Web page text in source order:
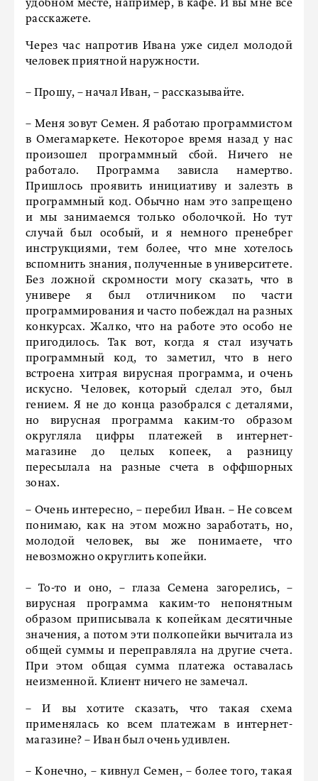
удобном месте, например, в кафе. И вы мне все
расскажете.
Через час напротив Ивана уже сидел молодой
человек приятной наружности.
– Прошу, – начал Иван, – рассказывайте.
– Меня зовут Семен. Я работаю программистом
в Омегамаркете. Некоторое время назад у нас
произошел программный сбой. Ничего не
работало. Программа зависла намертво.
Пришлось проявить инициативу и залезть в
программный код. Обычно нам это запрещено
и мы занимаемся только оболочкой. Но тут
случай был особый, и я немного пренебрег
инструкциями, тем более, что мне хотелось
вспомнить знания, полученные в университете.
Без ложной скромности могу сказать, что в
универе я был отличником по части
программирования и часто побеждал на разных
конкурсах. Жалко, что на работе это особо не
пригодилось. Так вот, когда я стал изучать
программный код, то заметил, что в него
встроена хитрая вирусная программа, и очень
искусно. Человек, который сделал это, был
гением. Я не до конца разобрался с деталями,
но вирусная программа каким-то образом
округляла цифры платежей в интернет-
магазине до целых копеек, а разницу
пересылала на разные счета в оффшорных
зонах.
– Очень интересно, – перебил Иван. – Не совсем
понимаю, как на этом можно заработать, но,
молодой человек, вы же понимаете, что
невозможно округлить копейки.
– То-то и оно, – глаза Семена загорелись, –
вирусная программа каким-то непонятным
образом приписывала к копейкам десятичные
значения, а потом эти полкопейки вычитала из
общей суммы и переправляла на другие счета.
При этом общая сумма платежа оставалась
неизменной. Клиент ничего не замечал.
– И вы хотите сказать, что такая схема
применялась ко всем платежам в интернет-
магазине? – Иван был очень удивлен.
– Конечно, – кивнул Семен, – более того, такая